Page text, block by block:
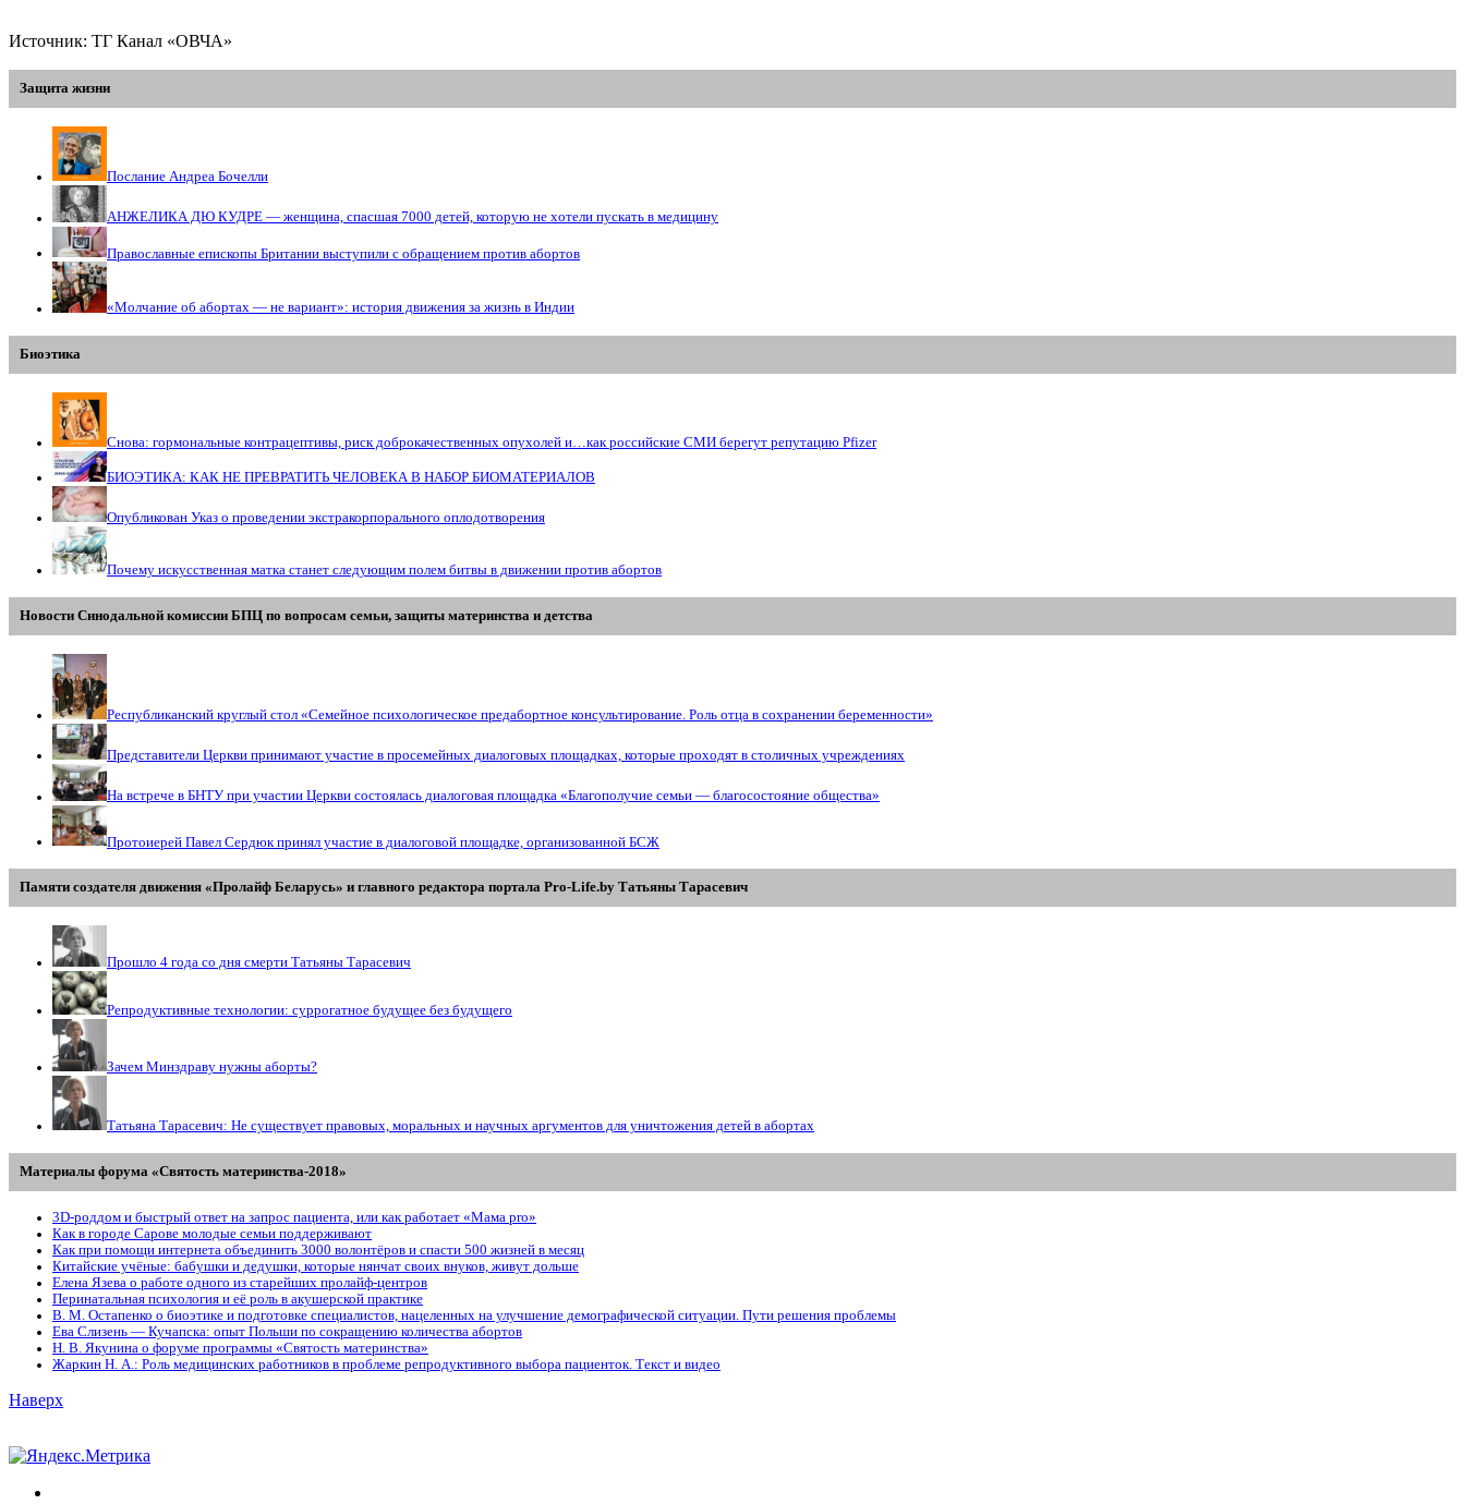
Источник: ТГ Канал «ОВЧА»
Защита жизни
Послание Андреа Бочелли
АНЖЕЛИКА ДЮ КУДРЕ — женщина, спасшая 7000 детей, которую не хотели пускать в медицину
Православные епископы Британии выступили с обращением против абортов
«Молчание об абортах — не вариант»: история движения за жизнь в Индии
Биоэтика
Снова: гормональные контрацептивы, риск доброкачественных опухолей и…как российские СМИ берегут репутацию Pfizer
БИОЭТИКА: КАК НЕ ПРЕВРАТИТЬ ЧЕЛОВЕКА В НАБОР БИОМАТЕРИАЛОВ
Опубликован Указ о проведении экстракорпорального оплодотворения
Почему искусственная матка станет следующим полем битвы в движении против абортов
Новости Синодальной комиссии БПЦ по вопросам семьи, защиты материнства и детства
Республиканский круглый стол «Семейное психологическое предабортное консультирование. Роль отца в сохранении беременности»
Представители Церкви принимают участие в просемейных диалоговых площадках, которые проходят в столичных учреждениях
На встрече в БНТУ при участии Церкви состоялась диалоговая площадка «Благополучие семьи — благосостояние общества»
Протоиерей Павел Сердюк принял участие в диалоговой площадке, организованной БСЖ
Памяти создателя движения «Пролайф Беларусь» и главного редактора портала Pro-Life.by Tатьяны Tарасевич
Прошло 4 года со дня смерти Татьяны Тарасевич
Репродуктивные технологии: суррогатное будущее без будущего
Зачем Минздраву нужны аборты?
Татьяна Тарасевич: Не существует правовых, моральных и научных аргументов для уничтожения детей в абортах
Материалы форума «Святость материнства-2018»
3D-роддом и быстрый ответ на запрос пациента, или как работает «Мама prо»
Как в городе Сарове молодые семьи поддерживают
Как при помощи интернета объединить 3000 волонтёров и спасти 500 жизней в месяц
Китайские учёные: бабушки и дедушки, которые нянчат своих внуков, живут дольше
Елена Язева о работе одного из старейших пролайф-центров
Перинатальная психология и её роль в акушерской практике
В. М. Остапенко о биоэтике и подготовке специалистов, нацеленных на улучшение демографической ситуации. Пути решения проблемы
Ева Слизень — Кучапска: опыт Польши по сокращению количества абортов
Н. В. Якунина о форуме программы «Святость материнства»
Жаркин Н. А.: Роль медицинских работников в проблеме репродуктивного выбора пациенток. Tекст и видео
Наверх